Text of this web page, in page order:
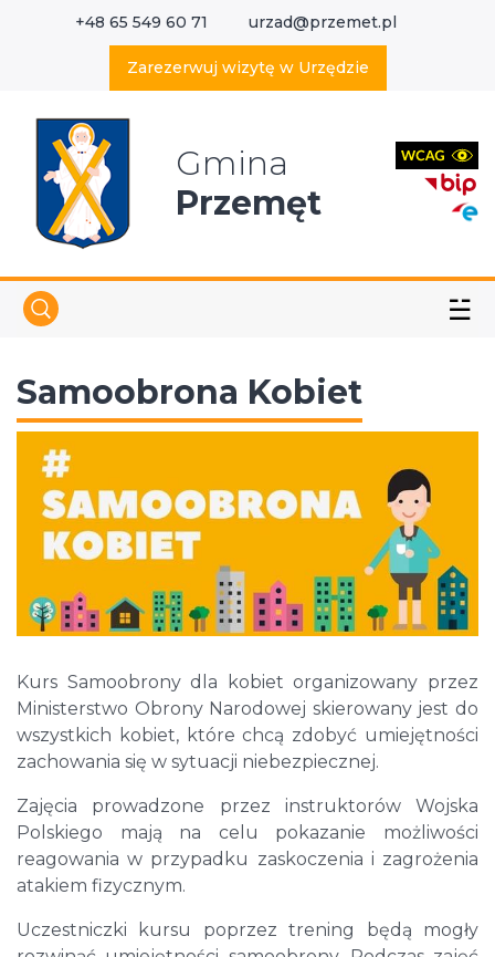
+48 65 549 60 71 urzad@przemet.pl
Zarezerwuj wizytę w Urzędzie
Gmina
Przemęt
☱
Samoobrona Kobiet
Kurs Samoobrony dla kobiet organizowany przez
Ministerstwo Obrony Narodowej skierowany jest do
wszystkich kobiet, które chcą zdobyć umiejętności
zachowania się w sytuacji niebezpiecznej.
Zajęcia prowadzone przez instruktorów Wojska
Polskiego mają na celu pokazanie możliwości
reagowania w przypadku zaskoczenia i zagrożenia
atakiem fizycznym.
Uczestniczki kursu poprzez trening będą mogły
Wyszukaj w serwisie